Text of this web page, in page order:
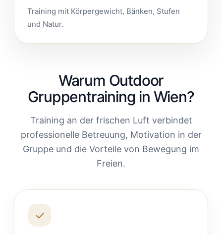
Training mit Körpergewicht, Bänken, Stufen
und Natur.
Warum Outdoor
Gruppentraining in Wien?
Training an der frischen Luft verbindet
professionelle Betreuung, Motivation in der
Gruppe und die Vorteile von Bewegung im
Freien.
✓